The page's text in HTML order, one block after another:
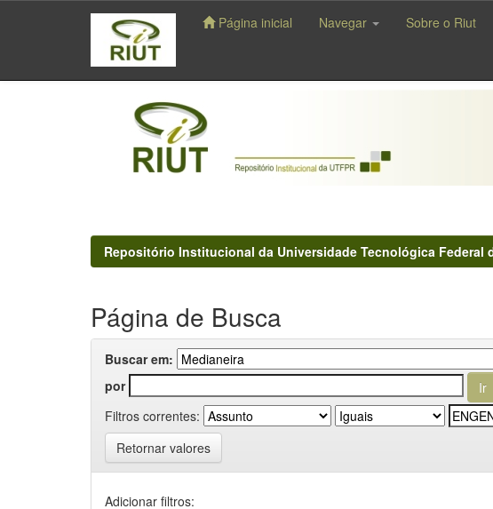
navigation
Página inicial Navegar Sobre o Riut
Repositório Institucional da Universidade Tecnológica Federal
Página de Busca
Buscar em:
por
Filtros correntes:
Retornar valores
Adicionar filtros: